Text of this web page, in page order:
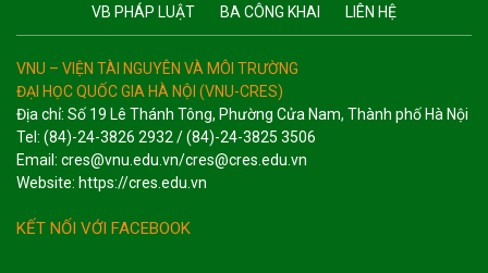
VB PHÁP LUẬT
BA CÔNG KHAI LIÊN HỆ
VNU – VIỆN TÀI NGUYÊN VÀ MÔI TRƯỜNG
ĐẠI HỌC QUỐC GIA HÀ NỘI (VNU-CRES)
Địa chỉ: Số 19 Lê Thánh Tông, Phường Cửa Nam, Thành phố Hà Nội
Tel: (84)-24-3826 2932 / (84)-24-3825 3506
Email: cres@vnu.edu.vn/cres@cres.edu.vn
Website: https://cres.edu.vn
KẾT NỐI VỚI FACEBOOK